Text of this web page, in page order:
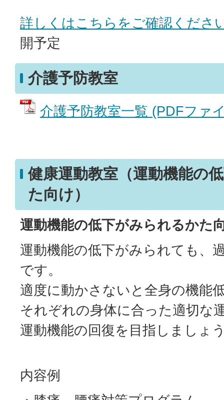
詳しくはこちらをご確認くださ
開予定
介護予防教室
介護予防教室一覧 (PDFファ
健康運動教室（運動機能の
た向け）
運動機能の低下がみられるかた
運動機能の低下がみられても、
です。
適度に動かさないと全身の機能
それぞれの身体に合った適切な
運動機能の回復を目指しましょ
内容例